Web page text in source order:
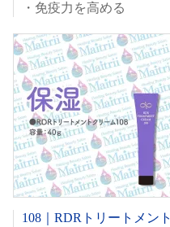
・免疫力を高める
108｜RDRトリートメント